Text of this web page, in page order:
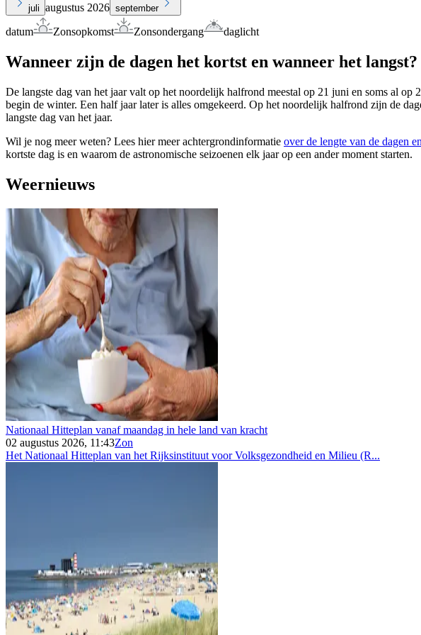
juli augustus 2026 september
datum Zonsopkomst Zonsondergang daglicht
Wanneer zijn de dagen het kortst en wanneer het langst?
De langste dag van het jaar valt op het noordelijk halfrond meestal op 21 juni en soms al
begin de winter. Een half jaar later is alles omgekeerd. Op het noordelijk halfrond zijn de
langste dag van het jaar.
Wil je nog meer weten? Lees hier meer achtergrondinformatie over de lengte van de dagen
kortste dag is en waarom de astronomische seizoenen elk jaar op een ander moment starten.
Weernieuws
Nationaal Hitteplan vanaf maandag in hele land van kracht
02 augustus 2026, 11:43Zon
Het Nationaal Hitteplan van het Rijksinstituut voor Volksgezondheid en Milieu (R...